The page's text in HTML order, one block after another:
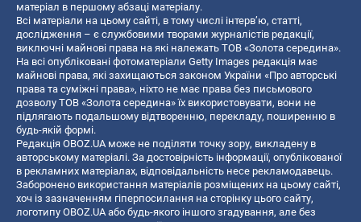
матеріал в першому абзаці матеріалу.
Всі матеріали на цьому сайті, в тому числі інтерв’ю, статті,
дослідження – є службовими творами журналістів редакції,
виключні майнові права на які належать ТОВ «Золота середина».
На всі опубліковані фотоматеріали Getty Images редакція має
майнові права, які захищаються законом України «Про авторські
права та суміжні права», ніхто не має права без письмового
дозволу ТОВ «Золота середина» їх використовувати, вони не
підлягають подальшому відтворенню, перекладу, поширенню в
будь-якій формі.
Редакція OBOZ.UA може не поділяти точку зору, викладену в
авторському матеріалі. За достовірність інформації, опублікованої
в рекламних матеріалах, відповідальність несе рекламодавець.
Заборонено використання матеріалів розміщених на цьому сайті,
хоч із зазначенням гіперпосилання на сторінку цього сайту,
логотипу OBOZ.UA або будь-якого іншого згадування, але без